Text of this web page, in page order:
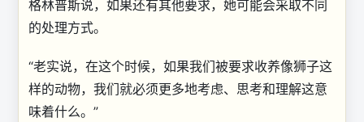
格林普斯说，如果还有其他要求，她可能会采取不同
的处理方式。
“老实说，在这个时候，如果我们被要求收养像狮子这
样的动物，我们就必须更多地考虑、思考和理解这意
味着什么。”